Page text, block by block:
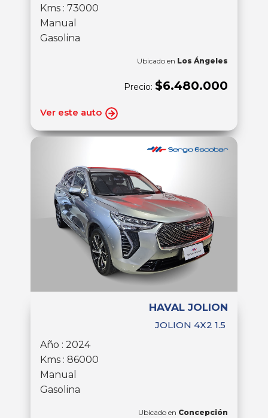
Kms : 73000
Manual
Gasolina
Ubicado en Los Ángeles
Precio: $6.480.000
Ver este auto
HAVAL JOLION
JOLION 4X2 1.5
Año : 2024
Kms : 86000
Manual
Gasolina
Ubicado en Concepción